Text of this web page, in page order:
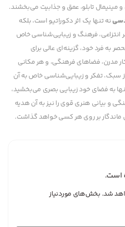
مینیمال تابلو، عمق و جذابیت می‌بخشند.
نه تنها یک اثر دکوراتیو است، بلکه
انتزاعی، فرهنگ و زیبایی‌شناسی خاص
به فرد خود، گزینه‌ای عالی برای
مدرن، فضاهای فرهنگی، و هر مکانی
سبک، تفکر و زیبایی‌شناسی خاص به آن
به فضای خود زیبایی بصری می‌بخشید،
و بیانی هنری قوی را نیز به آن هدیه
ماندگار بر روی هر کسی خواهد گذاشت.
است.
شد. بخش‌های موردنیاز